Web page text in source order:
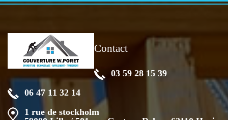
Contact
03 59 28 15 39
06 47 11 32 14
1 rue de stockholm